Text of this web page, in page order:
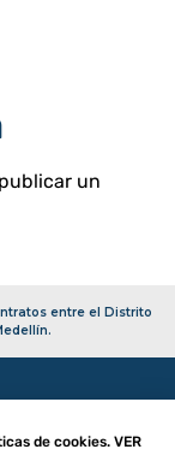
un
entre el Distrito
de cookies. VER